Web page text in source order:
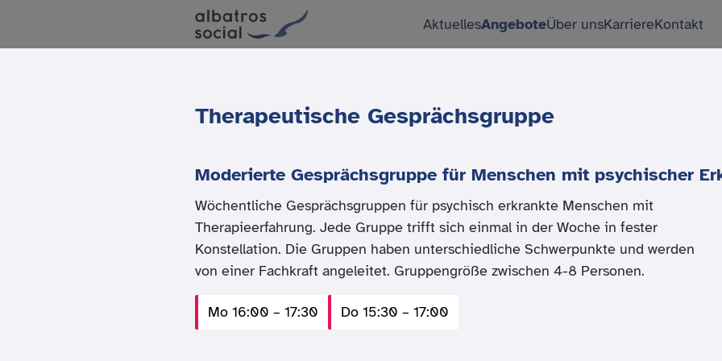
AktuellesAngeboteÜber unsKarriereKontakt
Therapeutische Gesprächsgruppe
Moderierte Gesprächsgruppe für Menschen mit psychischer
Wöchentliche Gesprächsgruppen für psychisch erkrankte Menschen mit
Therapieerfahrung. Jede Gruppe trifft sich einmal in der Woche in fester
Konstellation. Die Gruppen haben unterschiedliche Schwerpunkte und werden
von einer Fachkraft angeleitet. Gruppengröße zwischen 4-8 Personen.
Mo 16:00 – 17:30 Do 15:30 – 17:00